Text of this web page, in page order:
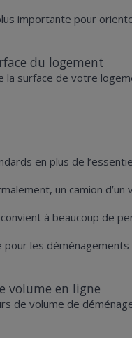
importante pour
du logement
surface de votre
en plus de
un camion
à beaucoup de
les
volume en ligne
de volume de